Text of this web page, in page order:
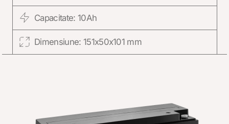
Capacitate: 10Ah
Dimensiune: 151x50x101 mm